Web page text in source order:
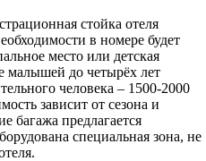
стойка отеля
в номере будет
место или детская
малышей до четырёх лет
человека – 1500-2000
зависит от сезона и
багажа предлагается
специальная зона, не